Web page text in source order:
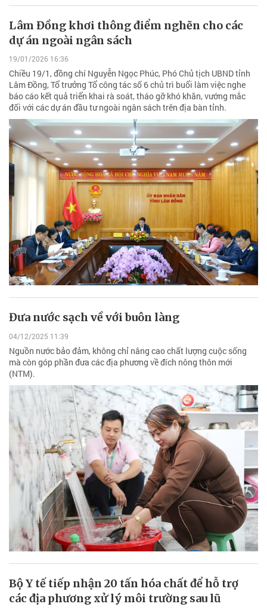
Lâm Đồng khơi thông điểm nghẽn cho các
dự án ngoài ngân sách
19/01/2026 16:36
Chiều 19/1, đồng chí Nguyễn Ngọc Phúc, Phó Chủ tịch UBND tỉnh
Lâm Đồng, Tổ trưởng Tổ công tác số 6 chủ trì buổi làm việc nghe
báo cáo kết quả triển khai rà soát, tháo gỡ khó khăn, vướng mắc
đối với các dự án đầu tư ngoài ngân sách trên địa bàn tỉnh.
Đưa nước sạch về với buôn làng
04/12/2025 11:39
Nguồn nước bảo đảm, không chỉ nâng cao chất lượng cuộc sống
mà còn góp phần đưa các địa phương về đích nông thôn mới
(NTM).
Bộ Y tế tiếp nhận 20 tấn hóa chất để hỗ trợ
các địa phương xử lý môi trường sau lũ